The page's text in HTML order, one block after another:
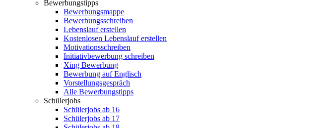
Bewerbungstipps
Bewerbungsmappe
Bewerbungsschreiben
Lebenslauf erstellen
Kostenlosen Lebenslauf erstellen
Motivationsschreiben
Initiativbewerbung schreiben
Xing Bewerbung
Bewerbung auf Englisch
Vorstellungsgespräch
Alle Bewerbungstipps
Schülerjobs
Schülerjobs ab 16
Schülerjobs ab 17